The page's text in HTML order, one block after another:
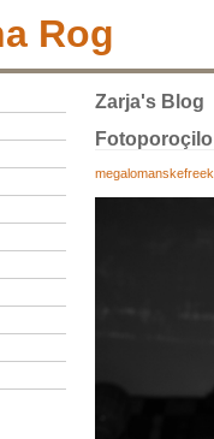
Rog
Zarja's Blog